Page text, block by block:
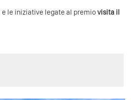
le iniziative legate al premiovisita il